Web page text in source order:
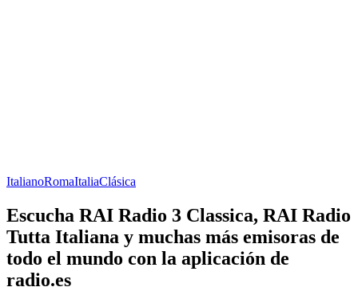
ItalianoRomaItaliaClásica
Escucha RAI Radio 3 Classica, RAI Radio
Tutta Italiana y muchas más emisoras de
todo el mundo con la aplicación de
radio.es